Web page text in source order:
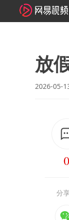
放
2026-05-
0
分